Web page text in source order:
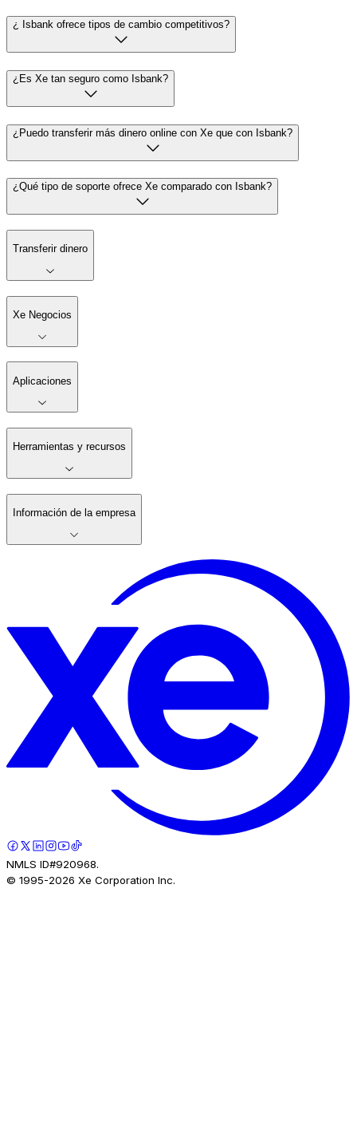
¿ Isbank ofrece tipos de cambio competitivos?
¿Es Xe tan seguro como Isbank?
¿Puedo transferir más dinero online con Xe que con Isbank?
¿Qué tipo de soporte ofrece Xe comparado con Isbank?
Transferir dinero
Xe Negocios
Aplicaciones
Herramientas y recursos
Información de la empresa
NMLS ID#920968.
© 1995-2026 Xe Corporation Inc.